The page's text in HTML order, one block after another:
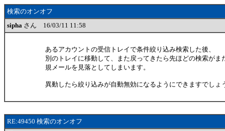
検索のオンオフ
sipha さん 16/03/11 11:58
あるアカウントの受信トレイで条件絞り込み検索した後、
別のトレイに移動して、また戻ってきたら先ほどの検索がま
規メールを見落としてしまいます。
異動したら絞り込みが自動無効になるようにできますでしょ
RE:49450 検索のオンオフ